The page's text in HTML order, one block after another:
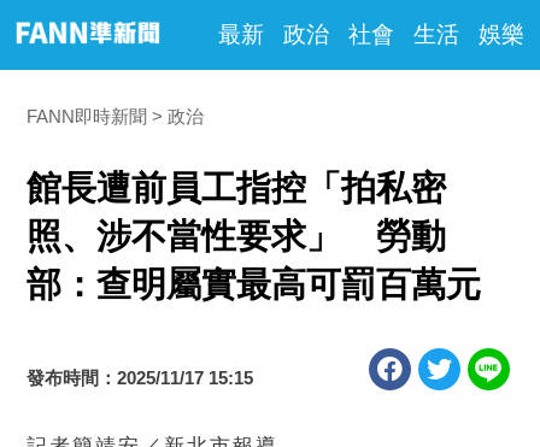
最新 政治 社會 生活 娛樂
FANN即時新聞 政治
館長遭前員工指控「拍私密
照、涉不當性要求」 勞動
部：查明屬實最高可罰百萬元
發布時間：2025/11/17 15:15